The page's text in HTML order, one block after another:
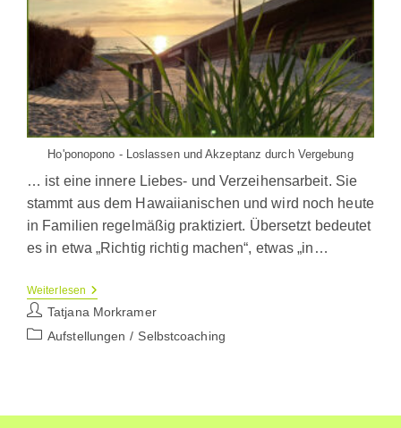
Ho'ponopono - Loslassen und Akzeptanz durch Vergebung
… ist eine innere Liebes- und Verzeihensarbeit. Sie
stammt aus dem Hawaiianischen und wird noch heute
in Familien regelmäßig praktiziert. Übersetzt bedeutet
es in etwa „Richtig richtig machen“, etwas „in…
Weiterlesen Ho’oponopono
Ein
Hawaiianisches
Vergebungsritual
Beitrags-
Autor:
Tatjana Morkramer
Beitrags-
Aufstellungen / Selbstcoaching